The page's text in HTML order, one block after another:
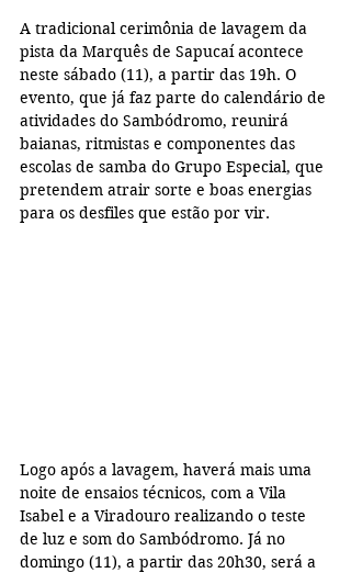
A tradicional cerimônia de lavagem da
pista da Marquês de Sapucaí acontece
neste sábado (11), a partir das 19h. O
evento, que já faz parte do calendário de
atividades do Sambódromo, reunirá
baianas, ritmistas e componentes das
escolas de samba do Grupo Especial, que
pretendem atrair sorte e boas energias
para os desfiles que estão por vir.
Logo após a lavagem, haverá mais uma
noite de ensaios técnicos, com a Vila
Isabel e a Viradouro realizando o teste
de luz e som do Sambódromo. Já no
domingo (11), a partir das 20h30, será a